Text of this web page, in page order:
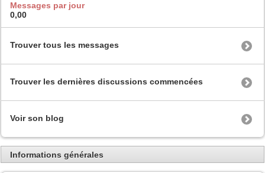
Messages par jour
0,00
Trouver tous les messages
Trouver les dernières discussions commencées
Voir son blog
Informations générales